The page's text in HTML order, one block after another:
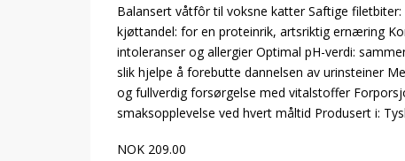
Balansert våtfôr til voksne katter Saftige
kjøttandel: for en proteinrik, artsriktig ernæring
intoleranser og allergier Optimal pH-verdi:
slik hjelpe å forebutte dannelsen av urinsteiner
og fullverdig forsørgelse med vitalstoffer
smaksopplevelse ved hvert måltid Produsert i:
NOK 209.00